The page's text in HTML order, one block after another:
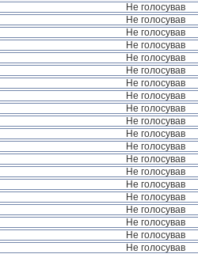
Не голосував
Не голосував
Не голосував
Не голосував
Не голосував
Не голосував
Не голосував
Не голосував
Не голосував
Не голосував
Не голосував
Не голосував
Не голосував
Не голосував
Не голосував
Не голосував
Не голосував
Не голосував
Не голосував
Не голосував